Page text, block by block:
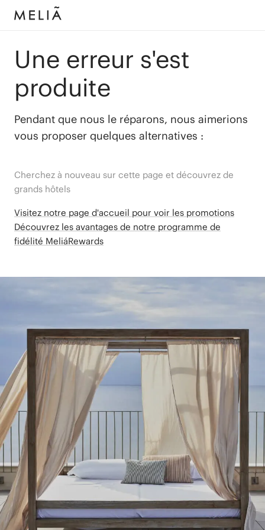
Une erreur s'est
produite
Pendant que nous le réparons, nous aimerions
vous proposer quelques alternatives :
Cherchez à nouveau sur cette page et découvrez de
grands hôtels
Visitez notre page d'accueil pour voir les promotions
Découvrez les avantages de notre programme de
fidélité MeliáRewards